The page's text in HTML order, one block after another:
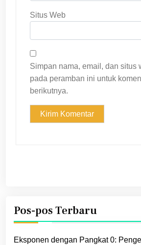
Situs Web
Simpan nama, email, dan situs
pada peramban ini untuk
berikutnya.
Pos-pos Terbaru
Eksponen dengan Pangkat 0: